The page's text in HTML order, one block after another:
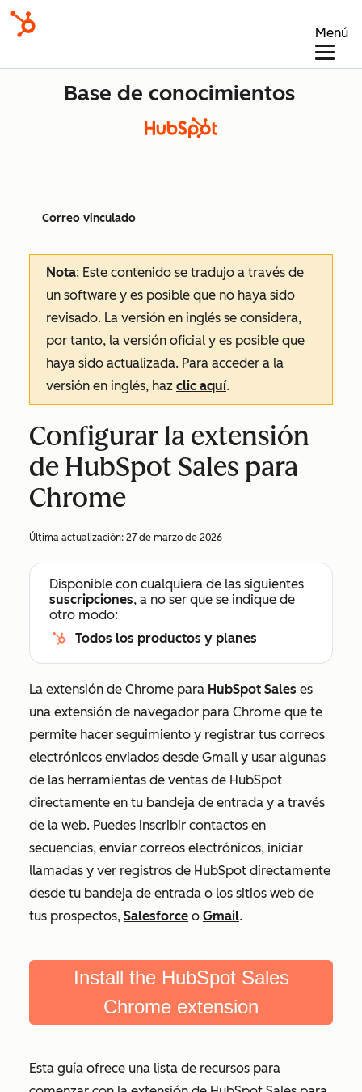
Menú
Base de conocimientos
Correo vinculado
Nota: Este contenido se tradujo a través de
un software y es posible que no haya sido
revisado. La versión en inglés se considera,
por tanto, la versión oficial y es posible que
haya sido actualizada. Para acceder a la
versión en inglés, haz clic aquí.
Configurar la extensión
de HubSpot Sales para
Chrome
Última actualización: 27 de marzo de 2026
Disponible con cualquiera de las siguientes
suscripciones, a no ser que se indique de
otro modo:
Todos los productos y planes
La extensión de Chrome para HubSpot Sales es
una extensión de navegador para Chrome que te
permite hacer seguimiento y registrar tus correos
electrónicos enviados desde Gmail y usar algunas
de las herramientas de ventas de HubSpot
directamente en tu bandeja de entrada y a través
de la web. Puedes inscribir contactos en
secuencias, enviar correos electrónicos, iniciar
llamadas y ver registros de HubSpot directamente
desde tu bandeja de entrada o los sitios web de
tus prospectos, Salesforce o Gmail.
Install the HubSpot Sales
Chrome extension
Esta guía ofrece una lista de recursos para